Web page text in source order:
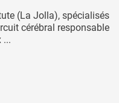
(La Jolla), spécialisés
cérébral responsable
...